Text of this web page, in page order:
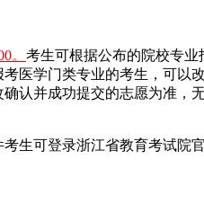
。 考生可根据公布的院校专
医学门类专业的考生，可以
认并成功提交的志愿为准，
生可登录浙江省教育考试院